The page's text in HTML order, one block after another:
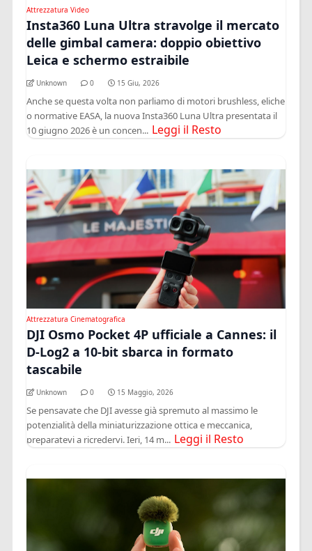
Attrezzatura Video
Insta360 Luna Ultra stravolge il mercato
delle gimbal camera: doppio obiettivo
Leica e schermo estraibile
Unknown 0 15 Giu, 2026
Anche se questa volta non parliamo di motori brushless, eliche
o normative EASA, la nuova Insta360 Luna Ultra presentata il
10 giugno 2026 è un concen... Leggi il Resto
Attrezzatura Cinematografica
DJI Osmo Pocket 4P ufficiale a Cannes: il
D-Log2 a 10-bit sbarca in formato
tascabile
Unknown 0 15 Maggio, 2026
Se pensavate che DJI avesse già spremuto al massimo le
potenzialità della miniaturizzazione ottica e meccanica,
preparatevi a ricredervi. Ieri, 14 m... Leggi il Resto